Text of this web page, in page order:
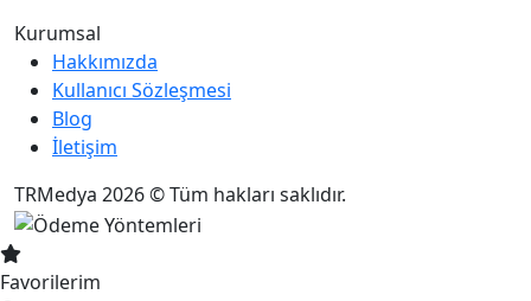
Kurumsal
Hakkımızda
Kullanıcı Sözleşmesi
Blog
İletişim
TRMedya 2026 © Tüm hakları saklıdır.
Favorilerim